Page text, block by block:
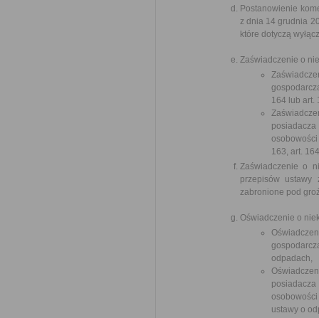
Postanowienie
z dnia 14 grudnia
które dotyczą
Zaświadczenie o
164 lub art.
163, art.
Zaświadczenie o
przepisów
zabronione pod
Oświadczenie o
odpadach,
ustawy o